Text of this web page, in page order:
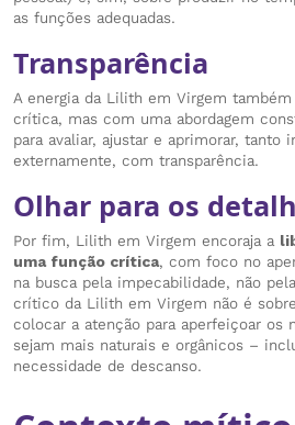
as funções adequadas.
Transparência
A energia da Lilith em Virgem
crítica, mas com uma abordagem
para avaliar, ajustar e aprimorar, tanto
externamente, com transparência.
Olhar para os
Por fim, Lilith em Virgem encoraja a
uma função crítica, com foco no
na busca pela impecabilidade, não
crítico da Lilith em Virgem não é
colocar a atenção para aperfeiçoar os
sejam mais naturais e orgânicos –
necessidade de descanso.